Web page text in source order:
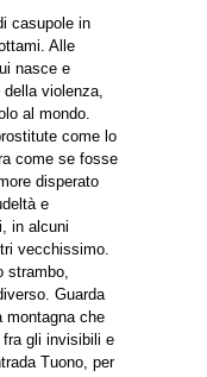
casupole in
Alle
nasce e
violenza,
al mondo.
come lo
come se fosse
disperato
e
in alcuni
vecchissimo.
strambo,
Guarda
montagna che
gli invisibili e
Tuono, per